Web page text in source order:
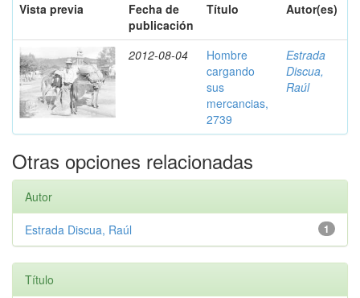
Vista previa
Fecha de
publicación
Título Autor(es)
2012-08-04
Hombre
cargando
sus
mercancias,
2739
Estrada
Discua,
Raúl
Otras opciones relacionadas
Autor
1
Estrada Discua, Raúl
Título